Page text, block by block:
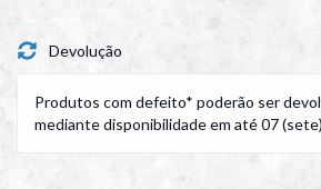
Devolução
Produtos com defeito* poderão ser
mediante disponibilidade em até 07